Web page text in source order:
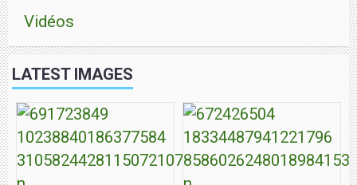
Vidéos
LATEST IMAGES